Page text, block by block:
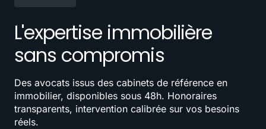
L'expertise immobilière
sans compromis
Des avocats issus des cabinets de référence en
immobilier, disponibles sous 48h. Honoraires
transparents, intervention calibrée sur vos besoins
réels.